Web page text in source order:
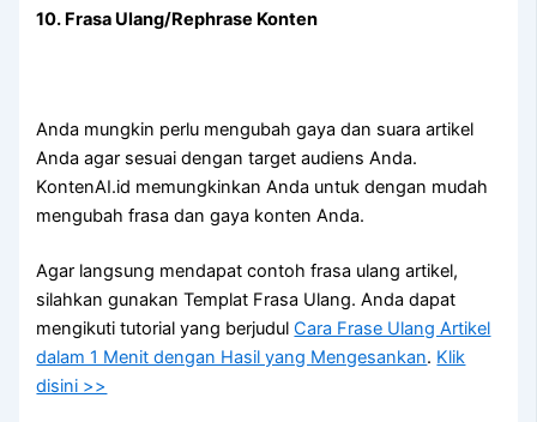
10. Frasa Ulang/Rephrase Konten
Anda mungkin perlu mengubah gaya dan suara artikel
Anda agar sesuai dengan target audiens Anda.
KontenAI.id memungkinkan Anda untuk dengan mudah
mengubah frasa dan gaya konten Anda.
Agar langsung mendapat contoh frasa ulang artikel,
silahkan gunakan Templat Frasa Ulang. Anda dapat
mengikuti tutorial yang berjudulCara Frase Ulang Artikel
dalam 1 Menit dengan Hasil yang Mengesankan. Klik
disini >>